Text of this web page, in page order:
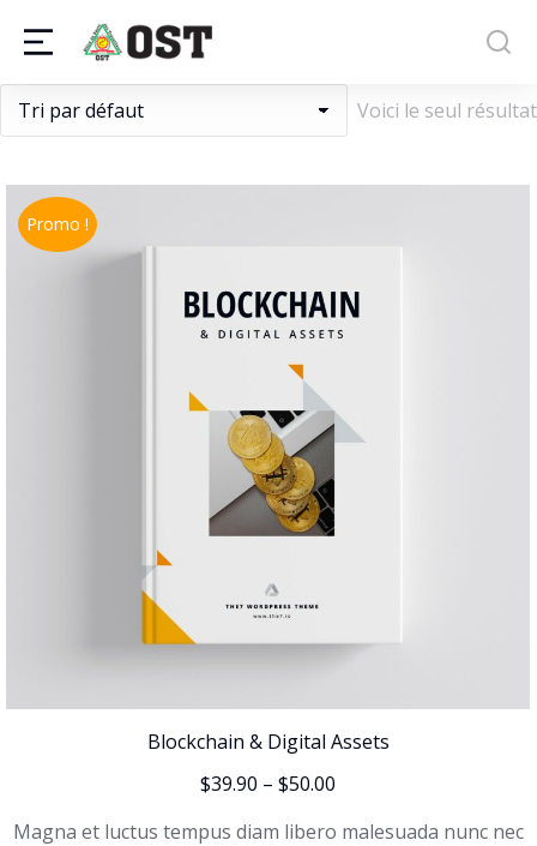
Voici le seul résultat
Promo !
Blockchain & Digital Assets
$39.90 – $50.00
Magna et luctus tempus diam libero malesuada nunc nec